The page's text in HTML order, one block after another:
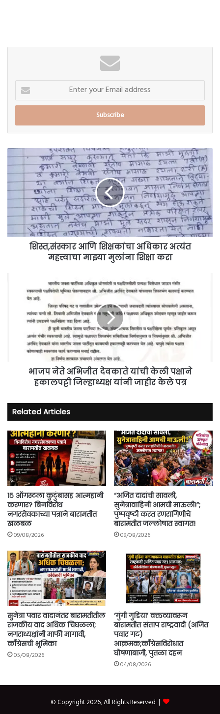
Enter
your
Email
शिस्त,संस्कार
आणि
शिक्षकांचा
अधिकार
अत्यंत
महत्त्वाचा
माझ्या
मुलांना
शिक्षा
शिस्त,संस्कार आणि शिक्षकांचा अधिकार अत्यंत
महत्त्वाचा माझ्या मुलांना शिक्षा करा
हकालपट्टी
पत्र
भाजप नेते अभिजीत देवकाते यांची केली पक्षाने
हकालपट्टी जिल्हाध्यक्ष यांनी जाहीर केले पत्र
Related Articles
१५ ऑगस्टला कुटुंबासह आत्महानी
करणार? बिनविरोध
नगरसेवकाच्या पत्राने बारामतीत
खळबळ
09/08/2026
“अजित दादांची सावली,
सुनेत्रावाहिनी आमची माऊली!”;
पुष्पवृष्टी करत रणरागिणीचे
बारामतीत जल्लोषात स्वागत!
09/08/2026
सुनेत्रा पवार वादानंतर बारामतीतील
राजकीय वाद अधिक चिघळला;
नगराध्यक्षांनी माफी मागावी,
काँग्रेसची भूमिका
05/08/2026
‘गुंगी गुडिया’ वक्तव्यावरून
बारामतीत संताप राष्ट्रवादी (अजित
पवार गट)
आक्रमक;काँग्रेसविरोधात
घोषणाबाजी, पुतळा दहन
04/08/2026
© Copyright 2026, All Rights Reserved |